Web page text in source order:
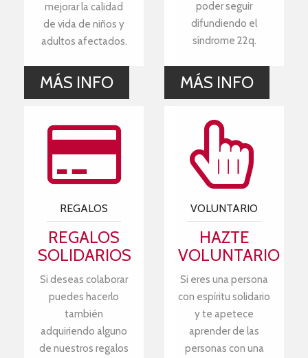
mejorar la calidad
de vida de niños y
adultos afectados.
MÁS INFO
poder seguir
difundiendo el
síndrome 22q.
MÁS INFO
REGALOS
REGALOS
SOLIDARIOS
Si deseas colaborar
puedes hacerlo
también
adquiriendo alguno
de nuestros regalos
VOLUNTARIO
HAZTE
VOLUNTARIO
Si eres una persona
con espíritu solidario
y te apetece
aprender de las
personas con una